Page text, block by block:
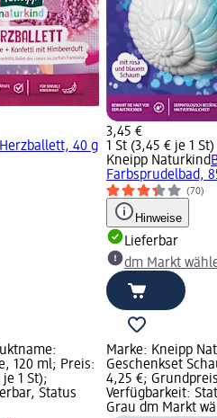
40 g
3,45 €
1 St (3,45 € je 1 St)
Kneipp Naturkind
Farbsprudelbad,
(70)
Hinweise
Lieferbar
dm Markt
120 ml; Preis:
1 St);
Status
Marke: Kneipp
Geschenkset
4,25 €;
Verfügbarkeit:
Grau dm Markt